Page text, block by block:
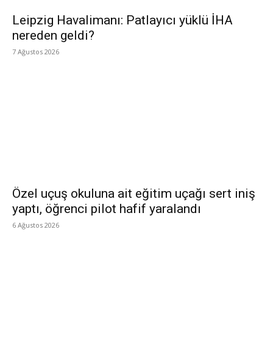
Leipzig Havalimanı: Patlayıcı yüklü İHA
nereden geldi?
7 Ağustos 2026
Özel uçuş okuluna ait eğitim uçağı sert iniş
yaptı, öğrenci pilot hafif yaralandı
6 Ağustos 2026